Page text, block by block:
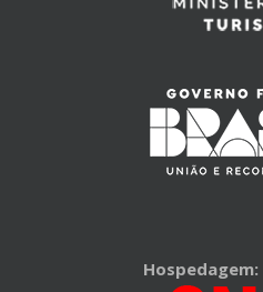
Hospedagem: